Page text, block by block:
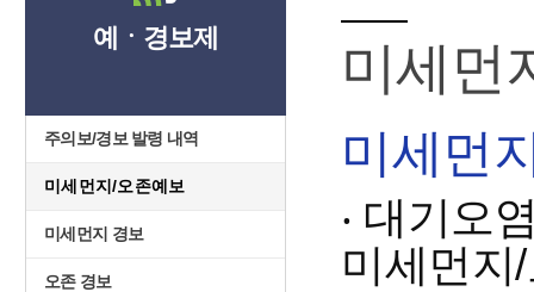
예ㆍ경보제
주의보/경보 발령 내역
미세먼지/오존예보
미세먼지 경보
오존 경보
미세먼
미세먼
‧ 대기오
미세먼지